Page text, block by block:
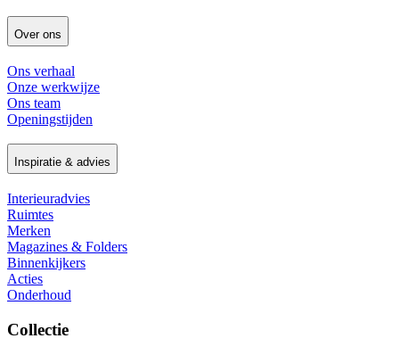
Over ons
Ons verhaal
Onze werkwijze
Ons team
Openingstijden
Inspiratie & advies
Interieuradvies
Ruimtes
Merken
Magazines & Folders
Binnenkijkers
Acties
Onderhoud
Collectie